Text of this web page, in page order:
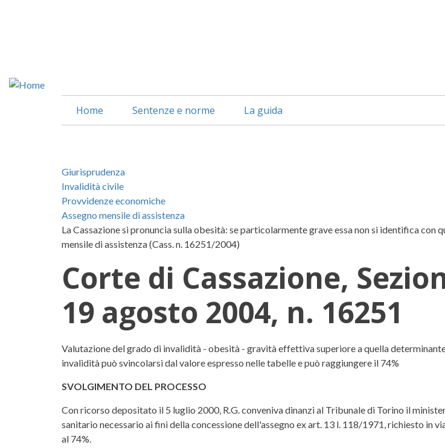
Home Sentenze e norme La guida
Giurisprudenza
Invalidità civile
Provvidenze economiche
Assegno mensile di assistenza
La Cassazione si pronuncia sulla obesità: se particolarmente grave essa non si identifica
mensile di assistenza (Cass. n. 16251/2004)
Corte di Cassazione,
19 agosto 2004, n. 16251
Corte di Cassazione, Sezione Lavoro, sentenza
Valutazione del grado di invalidità - obesità - gravità effettiva superiore a quella
invalidità può svincolarsi dal valore espresso nelle tabelle e può raggiungere il 74%
SVOLGIMENTO DEL PROCESSO
Con ricorso depositato il 5 luglio 2000, R.G. conveniva dinanzi al Tribunale di Torino il
sanitario necessario ai fini della concessione dell'assegno ex art. 13 l. 118/1971, richiesto in
al 74%.